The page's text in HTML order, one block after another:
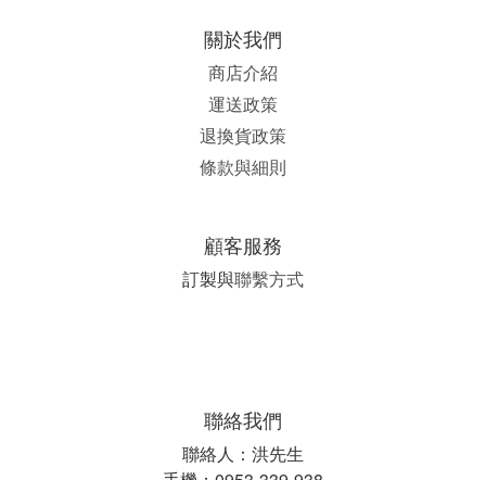
關於我們
商店介紹
運送政策
退換貨政策
條款與細則
顧客服務
訂製與聯繫方式
聯絡我們
聯絡人：洪先生